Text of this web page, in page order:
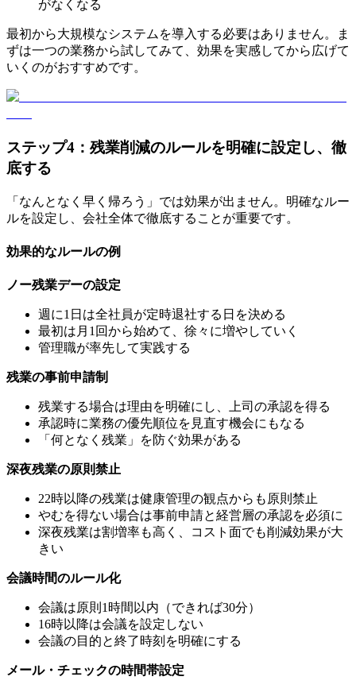
がなくなる
最初から大規模なシステムを導入する必要はありません。ま
ずは一つの業務から試してみて、効果を実感してから広げて
いくのがおすすめです。
ステップ4：残業削減のルールを明確に設定し、徹
底する
「なんとなく早く帰ろう」では効果が出ません。明確なルー
ルを設定し、会社全体で徹底することが重要です。
効果的なルールの例
ノー残業デーの設定
週に1日は全社員が定時退社する日を決める
最初は月1回から始めて、徐々に増やしていく
管理職が率先して実践する
残業の事前申請制
残業する場合は理由を明確にし、上司の承認を得る
承認時に業務の優先順位を見直す機会にもなる
「何となく残業」を防ぐ効果がある
深夜残業の原則禁止
22時以降の残業は健康管理の観点からも原則禁止
やむを得ない場合は事前申請と経営層の承認を必須に
深夜残業は割増率も高く、コスト面でも削減効果が大
きい
会議時間のルール化
会議は原則1時間以内（できれば30分）
16時以降は会議を設定しない
会議の目的と終了時刻を明確にする
メール・チェックの時間帯設定